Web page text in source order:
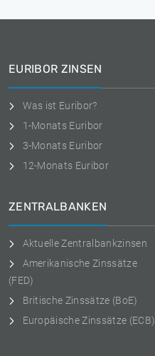
EURIBOR ZINSEN
Was ist Euribor?
1-Monats Euribor
3-Monats Euribor
12-Monats Euribor
ZENTRALBANKEN
Aktuelle Zentralbankzinsen
Amerikanische Zinssätze
(FED)
Britische Zinssätze (BoE)
Europäische Zinssätze (ECB)